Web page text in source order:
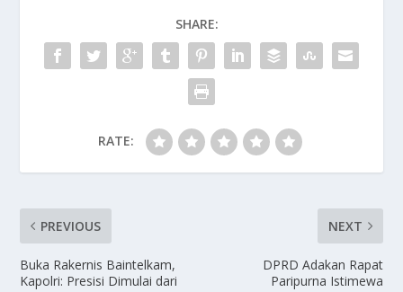
SHARE:
RATE:
PREVIOUS
Buka Rakernis Baintelkam,
Kapolri: Presisi Dimulai dari
NEXT
DPRD Adakan Rapat
Paripurna Istimewa